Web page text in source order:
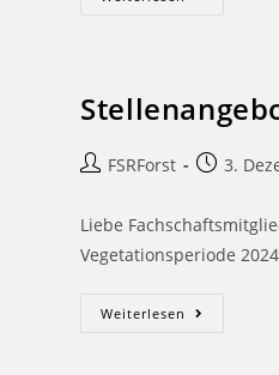
FSRForst 3.
Liebe
Vegetationsperiode
Weiterlesen